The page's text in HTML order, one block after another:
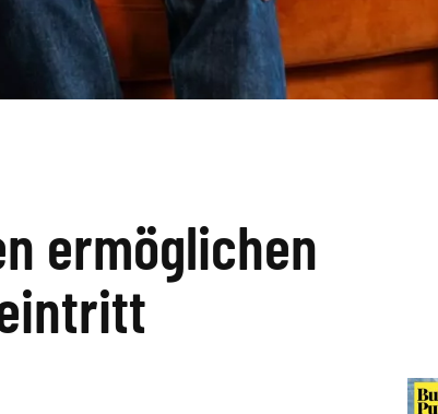
ermöglichen